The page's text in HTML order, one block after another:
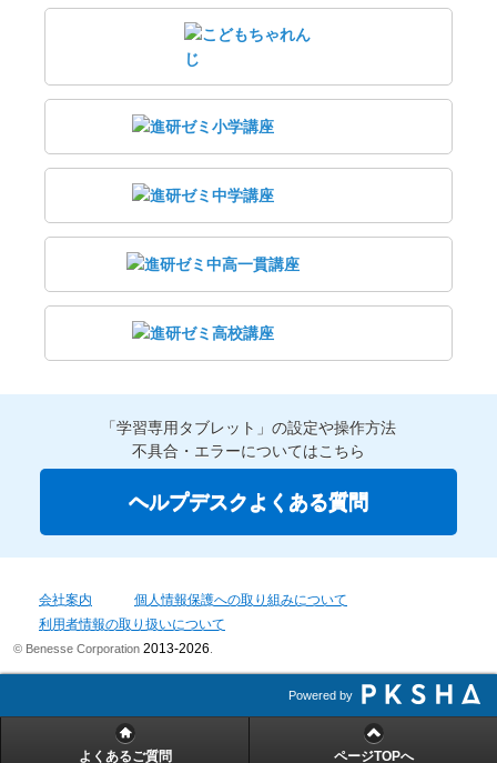
「学習専用タブレット」の設定や操作方法
不具合・エラーについてはこちら
ヘルプデスクよくある質問
会社案内
個人情報保護への取り組みについて
利用者情報の取り扱いについて
© Benesse Corporation 2013-2026
Powered by